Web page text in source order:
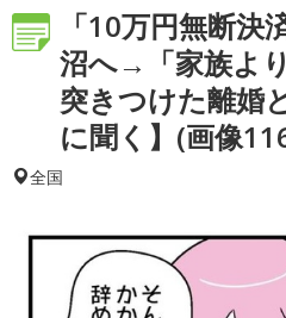
「10万円無断決
沼へ→「家族よ
突きつけた離婚
に聞く】(画像
全国